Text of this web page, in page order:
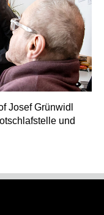
Josef Grünwidl
und